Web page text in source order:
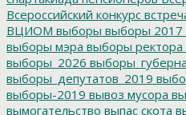
Всероссийский конкурс
ВЦИОМ выборы выборы 2017
выборы мэра выборы ректора
выборы_2026
выборы_депутатов_2019
выборы-2019 вывоз мусора
вымогательство выпас скота